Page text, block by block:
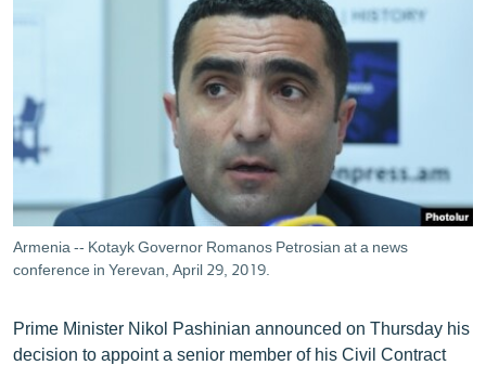
ՊԱՏԵՐԱԶՄԻ 6 ՇԱԲԱԹՆԵՐԸ
ՄԻՋԱԶԳԱՅԻՆ
ՄՇԱԿՈՒՅԹ
ՄԵԿՆԱԲԱՆՈՒԹՅՈՒՆ
ՏՏ ԵՒ ԻՆՏԵՐՆԵՏ
ԱՐԽԻՎ
Armenia -- Kotayk Governor Romanos Petrosian at a news
conference in Yerevan, April 29, 2019.
Prime Minister Nikol Pashinian announced on Thursday his
decision to appoint a senior member of his Civil Contract